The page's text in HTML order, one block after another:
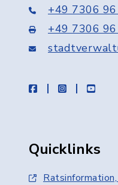
+49 7306
+49 7306
facebookinstagram
Quicklinks